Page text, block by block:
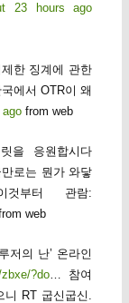
23 hours ago
한 징계에 관한
국에서 OTR이 왜
ago from web
을 응원합시다
로는 뭔가 와닿
부터 관람:
web
저의 난’ 온라인
?do … 참여
RT 굽신굽신.